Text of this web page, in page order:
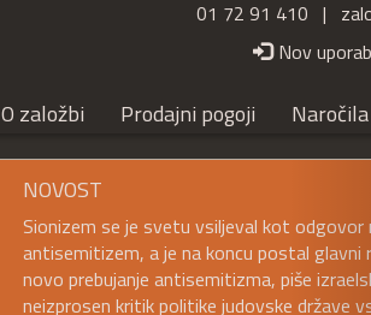
01 72 91 410 |
Nov
O založbi Prodajni pogoji Naročila
NOVOST
Sionizem se je svetu vsiljeval kot odgovor
antisemitizem, a je na koncu postal glavni
novo prebujanje antisemitizma, piše
neizprosen kritik politike judovske države